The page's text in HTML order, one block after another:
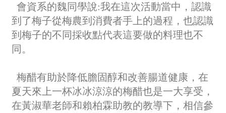
會資系的魏同學說:我在這次活動當中，認識
到了梅子從梅農到消費者手上的過程，也認識
到梅子的不同採收點代表這要做的料理也不
同。
梅醋有助於降低膽固醇和改善腸道健康，在
夏天來上一杯冰冰涼涼的梅醋也是一大享受，
在黃淑華老師和賴柏霖助教的教導下，相信參